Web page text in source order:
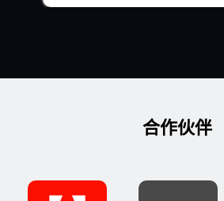
合作伙伴